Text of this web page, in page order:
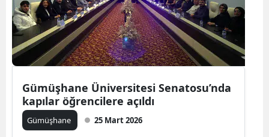
Gaziantep
Giresun
Gümüşhane
Hakkari
Hatay
Gümüşhane Üniversitesi Senatosu’nda
kapılar öğrencilere açıldı
Gümüşhane 25 Mart 2026